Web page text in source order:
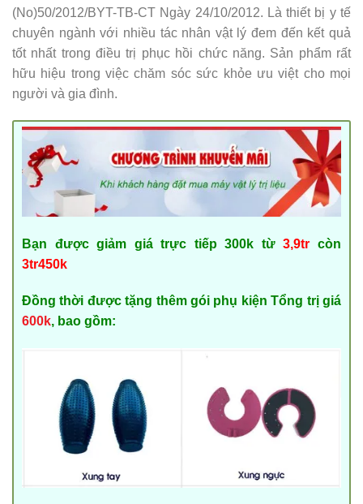
(No)50/2012/BYT-TB-CT Ngày 24/10/2012. Là thiết bị y tế
chuyên ngành với nhiều tác nhân vật lý đem đến kết quả
tốt nhất trong điều trị phục hồi chức năng. Sản phẩm rất
hữu hiệu trong việc chăm sóc sức khỏe ưu việt cho mọi
người và gia đình.
Bạn được giảm giá trực tiếp 300k từ 3,9tr còn
3tr450k
Đồng thời được tặng thêm gói phụ kiện Tổng trị giá
600k, bao gồm: